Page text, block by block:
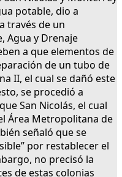
potable, dio a
través de un
Agua y Drenaje
a que elementos de
de un tubo de
II, el cual se dañó este
se procedió a
San Nicolás, el cual
Área Metropolitana de
señaló que se
por restablecer el
no precisó la
de estas colonias